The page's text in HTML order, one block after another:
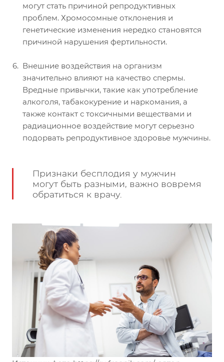
могут стать причиной репродуктивных
проблем. Хромосомные отклонения и
генетические изменения нередко становятся
причиной нарушения фертильности.
Внешние воздействия на организм
значительно влияют на качество спермы.
Вредные привычки, такие как употребление
алкоголя, табакокурение и наркомания, а
также контакт с токсичными веществами и
радиационное воздействие могут серьезно
подорвать репродуктивное здоровье мужчины.
Признаки бесплодия у мужчин
могут быть разными, важно вовремя
обратиться к врачу.